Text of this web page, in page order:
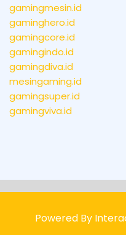
gamingmesin.id
gaminghero.id
gamingcore.id
gamingindo.id
gamingdiva.id
mesingaming.id
gamingsuper.id
gamingviva.id
Powered By